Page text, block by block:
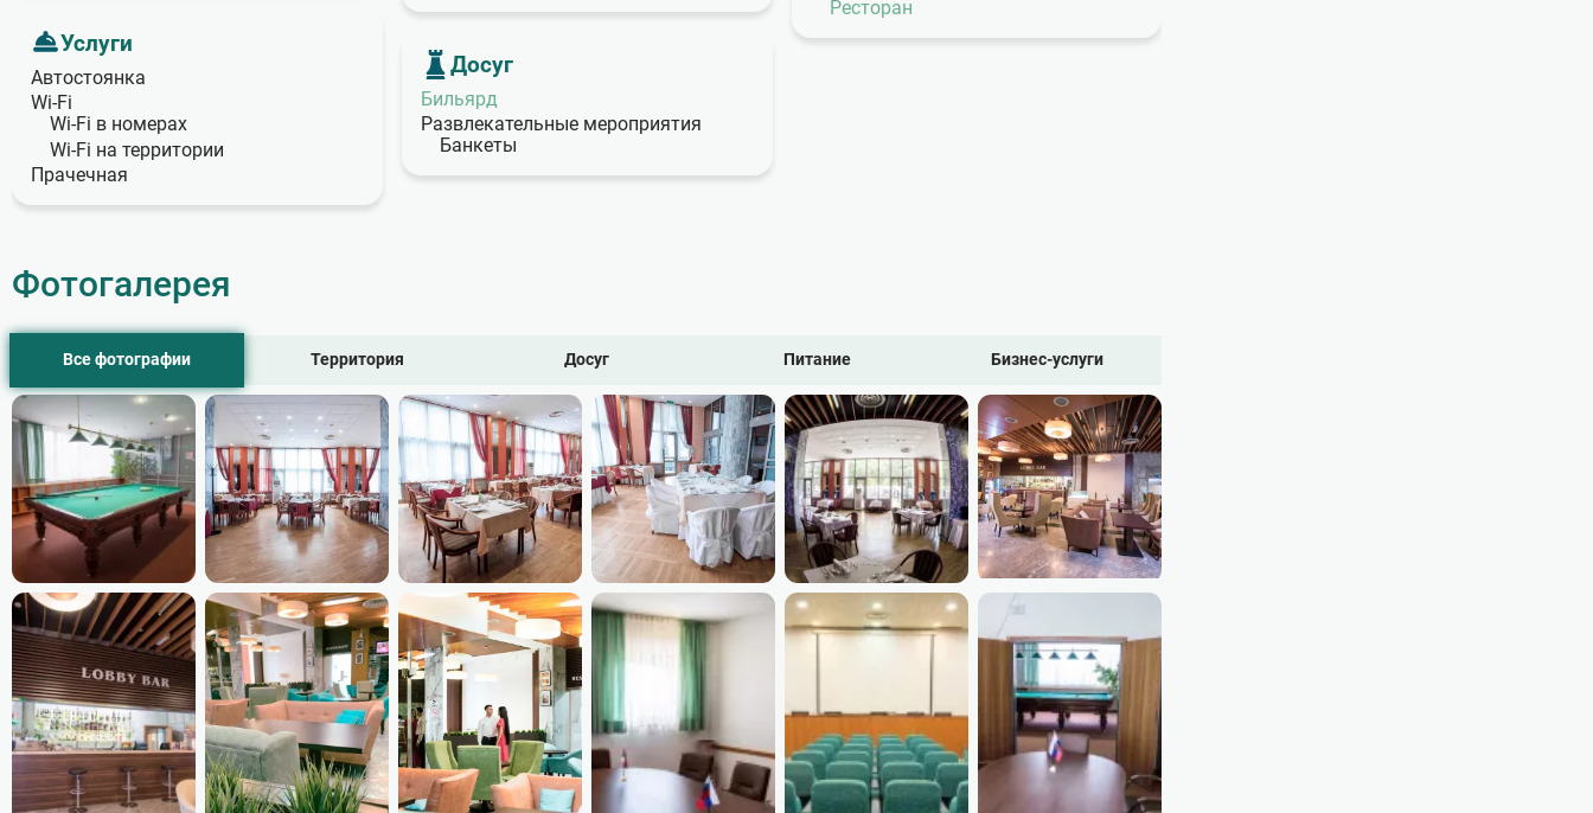
Услуги
Автостоянка
Wi‑Fi
Wi‑Fi в номерах
Wi‑Fi на территории
Прачечная
Досуг
Бильярд
Развлекательные мероприятия
Банкеты
Ресторан
Фотогалерея
Все фотографии Территория Досуг Питание Бизнес-услуги